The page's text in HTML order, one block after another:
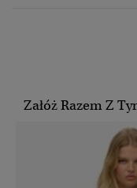
Załóż Razem Z